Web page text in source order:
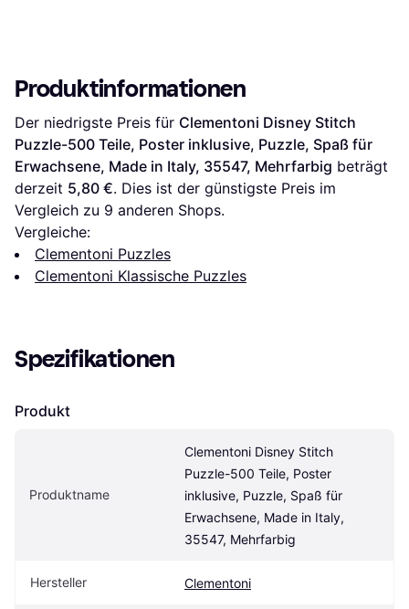
Produktinformationen
Der niedrigste Preis für Clementoni Disney Stitch
Puzzle-500 Teile, Poster inklusive, Puzzle, Spaß für
Erwachsene, Made in Italy, 35547, Mehrfarbig beträgt
derzeit 5,80 €. Dies ist der günstigste Preis im
Vergleich zu 9 anderen Shops.
Vergleiche:
Clementoni Puzzles
Clementoni Klassische Puzzles
Spezifikationen
Produkt
Produktname
Clementoni Disney Stitch
Puzzle-500 Teile, Poster
inklusive, Puzzle, Spaß für
Erwachsene, Made in Italy,
35547, Mehrfarbig
Hersteller Clementoni